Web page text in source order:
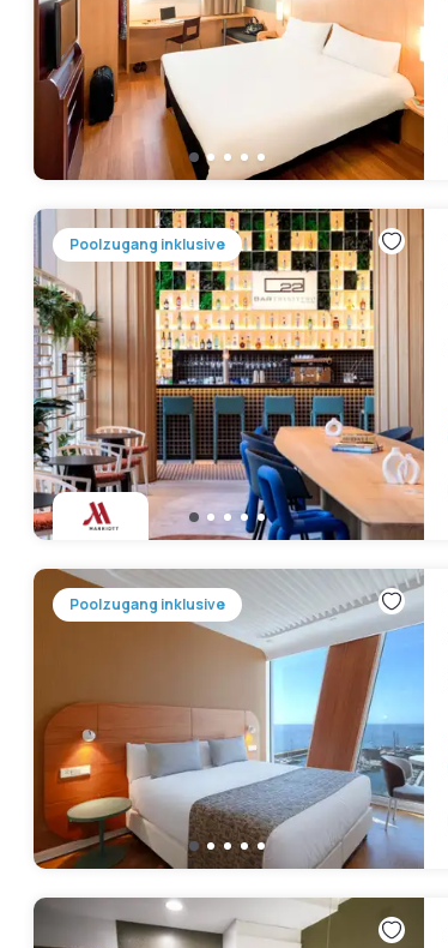
Poolzugang inklusive
Poolzugang inklusive